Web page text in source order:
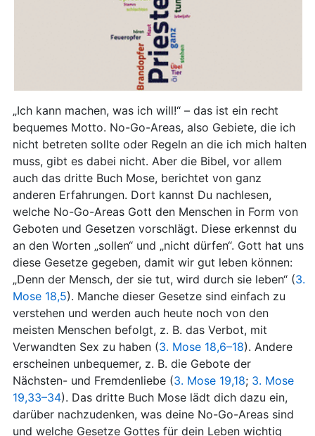
„Ich kann machen, was ich will!“ – das ist ein recht
bequemes Motto. No-Go-Areas, also Gebiete, die ich
nicht betreten sollte oder Regeln an die ich mich halten
muss, gibt es dabei nicht. Aber die Bibel, vor allem
auch das dritte Buch Mose, berichtet von ganz
anderen Erfahrungen. Dort kannst Du nachlesen,
welche No-Go-Areas Gott den Menschen in Form von
Geboten und Gesetzen vorschlägt. Diese erkennst du
an den Worten „sollen“ und „nicht dürfen“. Gott hat uns
diese Gesetze gegeben, damit wir gut leben können:
„Denn der Mensch, der sie tut, wird durch sie leben“ (3.
Mose 18,5). Manche dieser Gesetze sind einfach zu
verstehen und werden auch heute noch von den
meisten Menschen befolgt, z. B. das Verbot, mit
Verwandten Sex zu haben (3. Mose 18,6–18). Andere
erscheinen unbequemer, z. B. die Gebote der
Nächsten- und Fremdenliebe (3. Mose 19,18; 3. Mose
19,33–34). Das dritte Buch Mose lädt dich dazu ein,
darüber nachzudenken, was deine No-Go-Areas sind
und welche Gesetze Gottes für dein Leben wichtig